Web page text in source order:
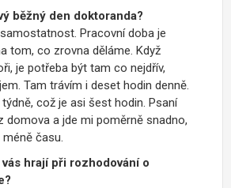
běžný den doktoranda?
Pracovní doba je
tom, co zrovna děláme. Když
je potřeba být tam co nejdřív,
Tam trávím i deset hodin denně.
což je asi šest hodin. Psaní
domova a jde mi poměrně snadno,
času.
hrají při rozhodování o